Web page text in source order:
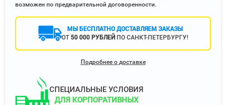
возможен по предварительной договоренности.
МЫ БЕСПЛАТНО ДОСТАВЛЯЕМ ЗАКАЗЫ
ОТ 50 000 РУБЛЕЙ ПО САНКТ-ПЕТЕРБУРГУ!
Подробнее о доставке
СПЕЦИАЛЬНЫЕ УСЛОВИЯ
ДЛЯ КОРПОРАТИВНЫХ